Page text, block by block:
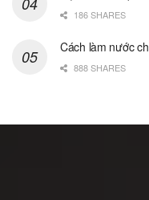
186 SHARES
Cách làm nước
888 SHARES